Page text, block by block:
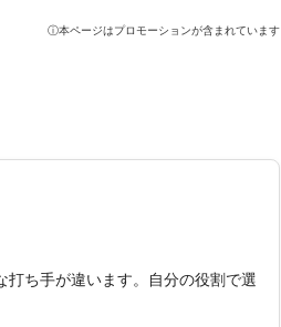
ⓘ本ページはプロモーションが含まれています
ち手が違います。自分の役割で選